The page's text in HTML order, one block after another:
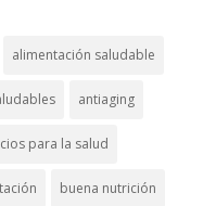
alimentación saludable
antiaging
para la salud
buena nutrición